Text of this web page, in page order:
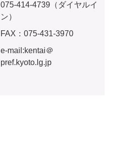
075-414-4739（ダイヤルイ
ン）
FAX：075-431-3970
e-mail:kentai＠
pref.kyoto.lg.jp